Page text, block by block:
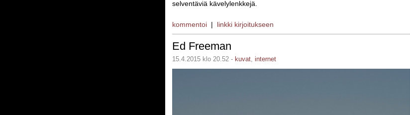
selventäviä kävelylenkkejä.
kommentoi | linkki kirjoitukseen
Ed Freeman
15.4.2015 klo 20.52 - kuvat, internet